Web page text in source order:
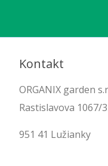
Kontakt
ORGANIX garden
Rastislavova 1067/
951 41 Lužianky